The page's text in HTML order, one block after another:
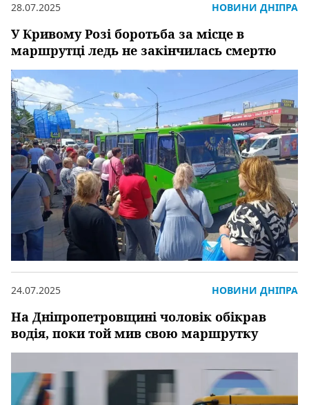
У Кривому Розі боротьба за місце в
маршрутці ледь не закінчилась смертю
28.07.2025 НОВИНИ ДНІПРА
На Дніпропетровщині чоловік обікрав
водія, поки той мив свою маршрутку
24.07.2025 НОВИНИ ДНІПРА